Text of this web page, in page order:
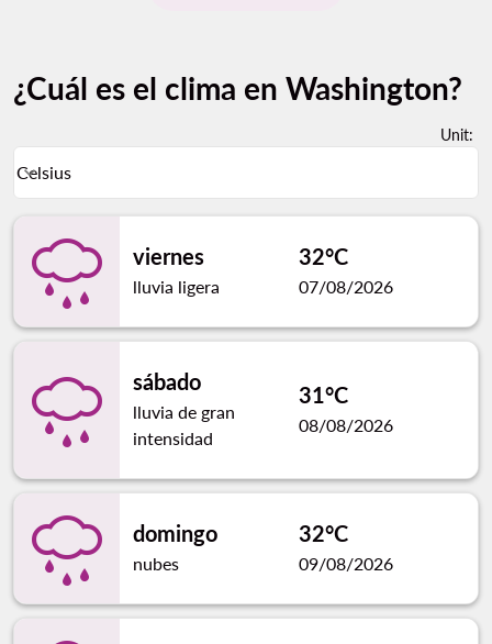
¿Cuál es el clima en Washington?
Unit:
Celsius
keyboard_arrow_down
viernes
lluvia ligera
32°C
07/08/2026
sábado
lluvia de gran
intensidad
31°C
08/08/2026
domingo
nubes
32°C
09/08/2026